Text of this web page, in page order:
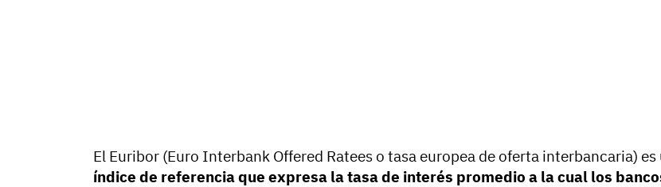
El Euribor (Euro Interbank Offered Ratees o tasa europea de oferta interbancaria) es
índice de referencia que expresa la tasa de interés promedio a la cual los